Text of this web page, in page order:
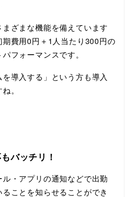
ざまな機能を備えています
費用0円＋1人当たり300円の
フォーマンスです。
を導入する」という方も導入
。
バッチリ！
・アプリの通知などで出勤
ことを知らせることができ